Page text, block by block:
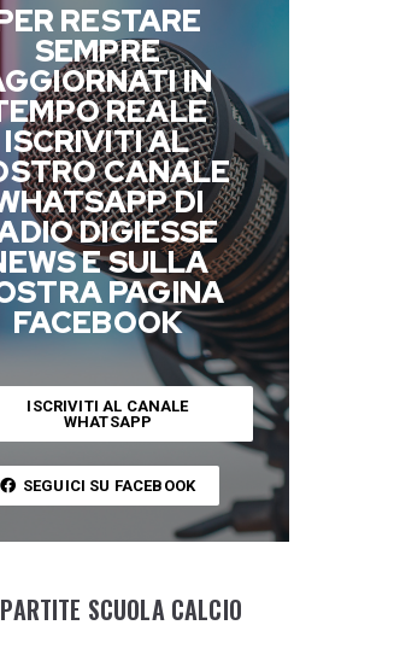
RESTARE
SEMPRE
IN
REALE
ISCRIVITI AL
CANALE
DI
DIGIESSE
E SULLA
PAGINA
FACEBOOK
ISCRIVITI AL CANALE
WHATSAPP
SEGUICI SU FACEBOOK
SCUOLA CALCIO